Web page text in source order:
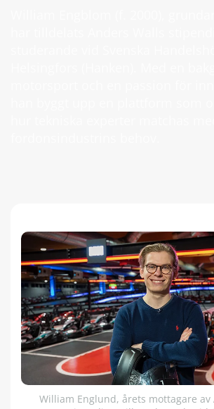
William Englund, årets mottagare av